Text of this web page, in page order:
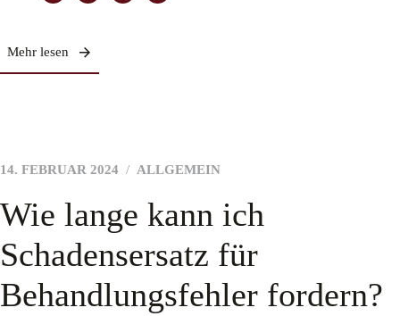
Mehr lesen
14. FEBRUAR 2024 ALLGEMEIN
Wie lange kann ich ​
Schadensersatz für ​
Behandlungsfehler fordern?